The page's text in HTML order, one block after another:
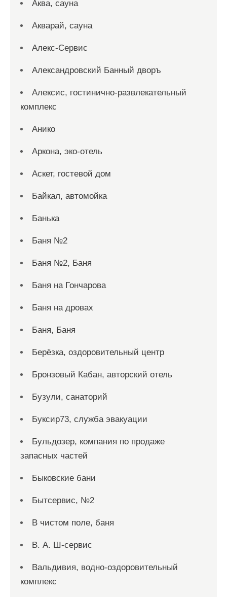
Аква, сауна
Акварай, сауна
Алекс-Сервис
Александровский Банный дворъ
Алексис, гостинично-развлекательный
комплекс
Анико
Аркона, эко-отель
Аскет, гостевой дом
Байкал, автомойка
Банька
Баня №2
Баня №2, Баня
Баня на Гончарова
Баня на дровах
Баня, Баня
Берёзка, оздоровительный центр
Бронзовый Кабан, авторский отель
Бузули, санаторий
Буксир73, служба эвакуации
Бульдозер, компания по продаже
запасных частей
Быковские бани
Бытсервис, №2
В чистом поле, баня
В. А. Ш-сервис
Вальдивия, водно-оздоровительный
комплекс